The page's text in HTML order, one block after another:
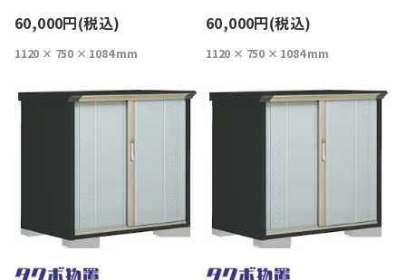
60,000円(税込)
1120 × 750 × 1084 mm
60,000円(税込)
1120 × 750 × 1084 mm